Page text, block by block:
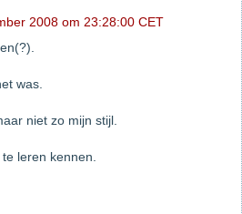
2008 om 23:28:00 CET
was.
niet zo mijn stijl.
leren kennen.